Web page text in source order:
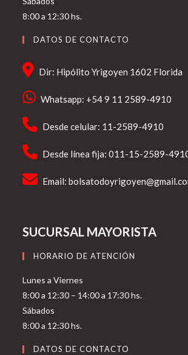
8:00 a 12:30 hs.
DATOS DE CONTACTO
Dir: Hipólito Yrigoyen 1602 Florida
Whatsapp: +54 9 11 2589-4910
Desde celular: 11-2589-4910
Desde línea fija: 011-15-2589-
Email:
SUCURSAL MAYORISTA
HORARIO DE ATENCIÓN
Lunes a Viernes
8:00 a 12:30 – 14:00 a 17:30 hs.
Sábados
8:00 a 12:30 hs.
DATOS DE CONTACTO